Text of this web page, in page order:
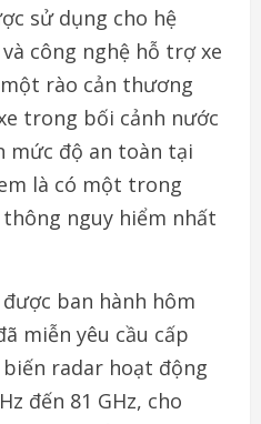
sử dụng cho hệ
công nghệ hỗ trợ xe
rào cản thương
trong bối cảnh nước
mức độ an toàn tại
là có một trong
nguy hiểm nhất
ban hành hôm
miễn yêu cầu cấp
radar hoạt động
đến 81 GHz, cho